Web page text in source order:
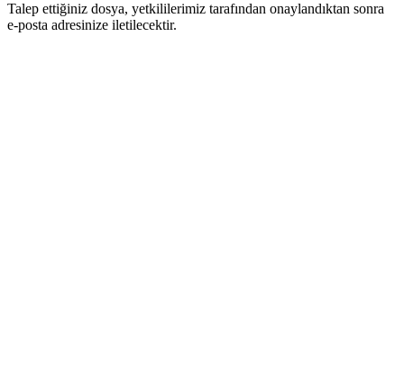
Talep ettiğiniz dosya, yetkililerimiz tarafından onaylandıktan sonra
e-posta adresinize iletilecektir.